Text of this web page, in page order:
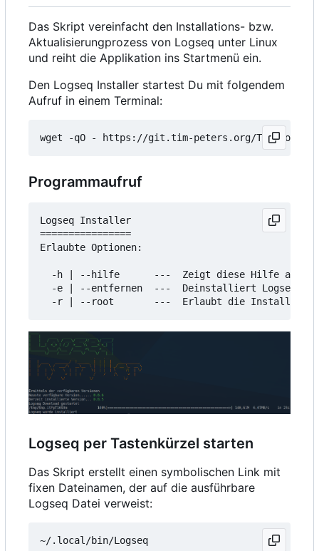
Das Skript vereinfacht den Installations- bzw.
Aktualisierungprozess von Logseq unter Linux
und reiht die Applikation ins Startmenü ein.
Den Logseq Installer startest Du mit folgendem
Aufruf in einem Terminal:
wget -qO - https://git.tim-peters.org/Tim/
Programmaufruf
Logseq Installer
================
Erlaubte Optionen:
  -h | --hilfe      ---  Zeigt diese Hilfe an
  -e | --entfernen  ---  Deinstalliert Logseq
Logseq per Tastenkürzel starten
Das Skript erstellt einen symbolischen Link mit
fixen Dateinamen, der auf die ausführbare
Logseq Datei verweist: